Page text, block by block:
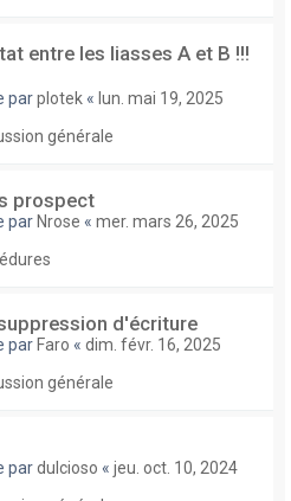
entre les liasses A et B !!!
parplotek « lun. mai 19, 2025
générale
prospect
par Nrose « mer. mars 26, 2025
d'écriture
par Faro « dim. févr. 16, 2025
générale
pardulcioso « jeu. oct. 10, 2024